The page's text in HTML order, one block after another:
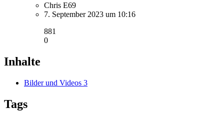
Chris E69
7. September 2023 um 10:16
881
0
Inhalte
Bilder und Videos 3
Tags